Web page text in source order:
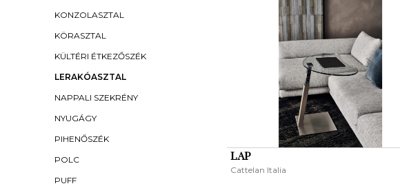
KONZOLASZTAL
KÖRASZTAL
KÜLTÉRI ÉTKEZŐSZÉK
LERAKÓASZTAL
NAPPALI SZEKRÉNY
NYUGÁGY
PIHENŐSZÉK
POLC
PUFF
LAP
Cattelan Italia